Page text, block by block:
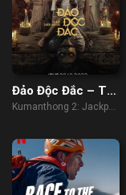
Đảo Độc Đắc – Tử
Mẫu Thiên Linh
Kumanthong 2: Jackpot